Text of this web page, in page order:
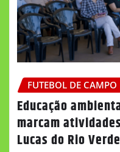
FUTEBOL DE CAMPO
Educação
marcam
Lucas do Rio Verde